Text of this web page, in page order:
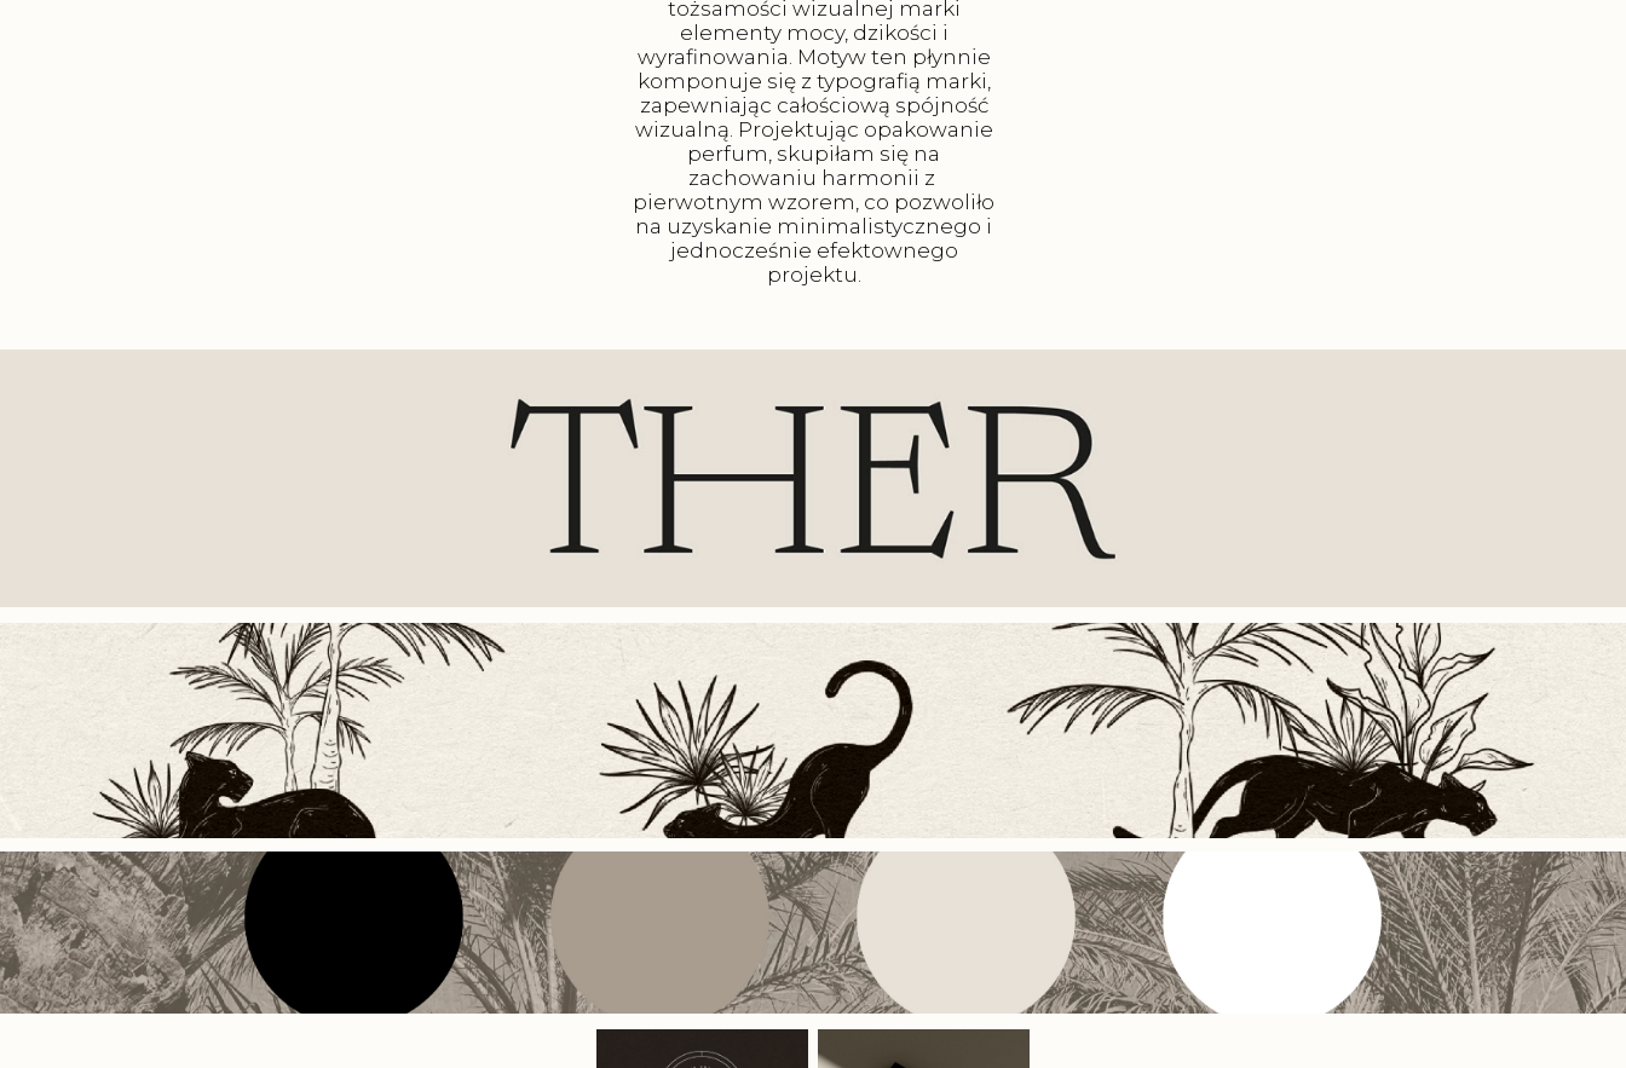
tożsamości wizualnej marki
elementy mocy, dzikości i
wyrafinowania. Motyw ten płynnie
komponuje się z typografią marki,
zapewniając całościową spójność
wizualną. Projektując opakowanie
perfum, skupiłam się na
zachowaniu harmonii z
pierwotnym wzorem, co pozwoliło
na uzyskanie minimalistycznego i
jednocześnie efektownego
projektu.